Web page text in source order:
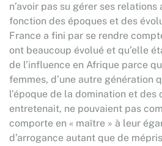
n’avoir pas su gérer ses
fonction des époques et des
France a fini par se rendre
ont beaucoup évolué et qu’elle
de l’influence en Afrique parce
femmes, d’une autre génération
l’époque de la domination et des
entretenait, ne pouvaient pas
comporte en « maître » à leur
d’arrogance autant que de